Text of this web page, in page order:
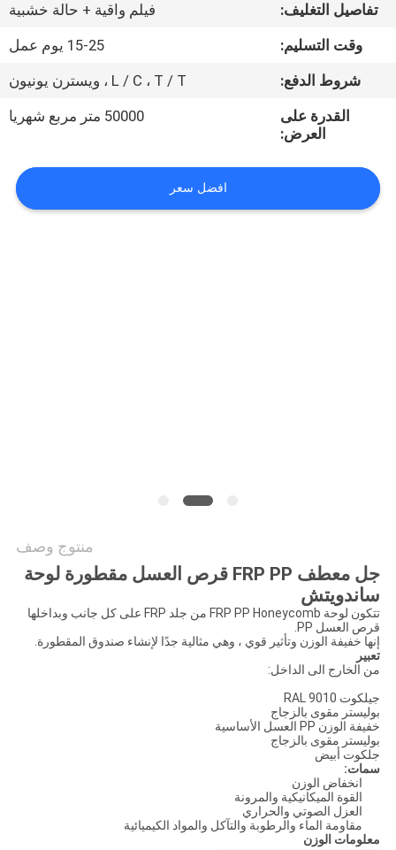
مراقبة
الجودة
اتصل
أخبار
تفاصيل التغليف:
فيلم واقية + حالة خشبية
وقت التسليم:
15-25 يوم عمل
شروط الدفع:
L / C ، T / T ، ويسترن يونيون
القدرة على
العرض:
50000 متر مربع شهريا
افضل سعر
منتوج وصف
جل معطف FRP PP قرص العسل مقطورة لوحة
ساندويتش
تتكون لوحة FRP PP Honeycomb من جلد FRP على كل جانب وبداخلها
قرص العسل PP.
إنها خفيفة الوزن وتأثير قوي ، وهي مثالية جدًا لإنشاء صندوق المقطورة.
تعبير
من الخارج الى الداخل:
جيلكوت RAL 9010
بوليستر مقوى بالزجاج
خفيفة الوزن PP العسل الأساسية
بوليستر مقوى بالزجاج
جلكوت أبيض
سمات:
انخفاض الوزن
القوة الميكانيكية والمرونة
العزل الصوتي والحراري
مقاومة الماء والرطوبة والتآكل والمواد الكيميائية
معلومات الوزن